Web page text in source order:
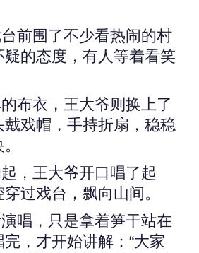
前围了不少看热闹的村
的态度，有人等着看笑
布衣，王大爷则换上了
戏帽，手持折扇，稳稳
，王大爷开口唱了起
过戏台，飘向山间。
唱，只是拿着笋干站在
，才开始讲解：“大家